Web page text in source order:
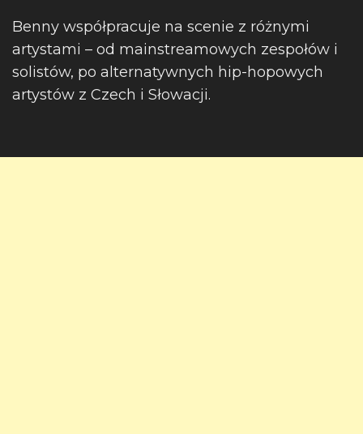
Benny współpracuje na scenie z różnymi
artystami – od mainstreamowych zespołów i
solistów, po alternatywnych hip-hopowych
artystów z Czech i Słowacji.